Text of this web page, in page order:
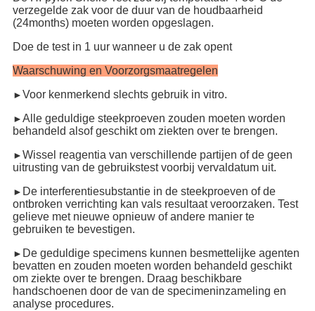
verzegelde zak voor de duur van de houdbaarheid
(24months) moeten worden opgeslagen.
Doe de test in 1 uur wanneer u de zak opent
Waarschuwing en Voorzorgsmaatregelen
►Voor kenmerkend slechts gebruik in vitro.
►Alle geduldige steekproeven zouden moeten worden
behandeld alsof geschikt om ziekten over te brengen.
►Wissel reagentia van verschillende partijen of de geen
uitrusting van de gebruikstest voorbij vervaldatum uit.
► De interferentiesubstantie in de steekproeven of de
ontbroken verrichting kan vals resultaat veroorzaken. Test
gelieve met nieuwe opnieuw of andere manier te
gebruiken te bevestigen.
► De geduldige specimens kunnen besmettelijke agenten
bevatten en zouden moeten worden behandeld geschikt
om ziekte over te brengen. Draag beschikbare
handschoenen door de van de specimeninzameling en
analyse procedures.